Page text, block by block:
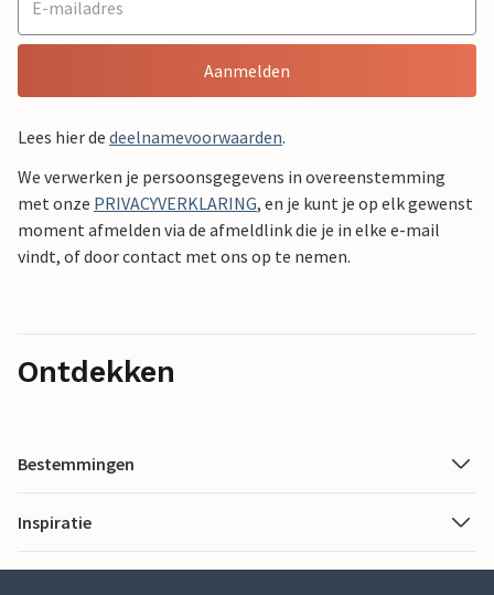
Aanmelden
Lees hier de deelnamevoorwaarden.
We verwerken je persoonsgegevens in overeenstemming
met onze PRIVACYVERKLARING, en je kunt je op elk gewenst
moment afmelden via de afmeldlink die je in elke e-mail
vindt, of door contact met ons op te nemen.
Ontdekken
Bestemmingen
Inspiratie